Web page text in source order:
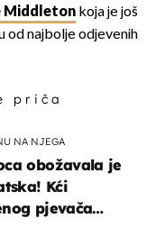
Middleton koja je još
od najbolje odjevenih
priča
NA NJEGA
obožavala je
Kći
pjevača